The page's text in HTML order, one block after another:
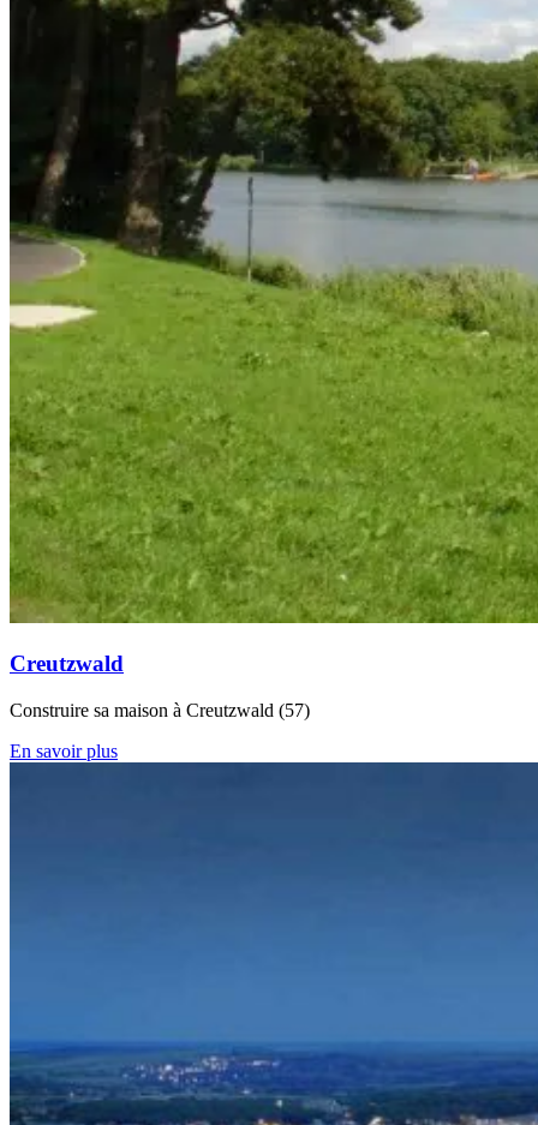
Creutzwald
Construire sa maison à Creutzwald (57)
En savoir plus